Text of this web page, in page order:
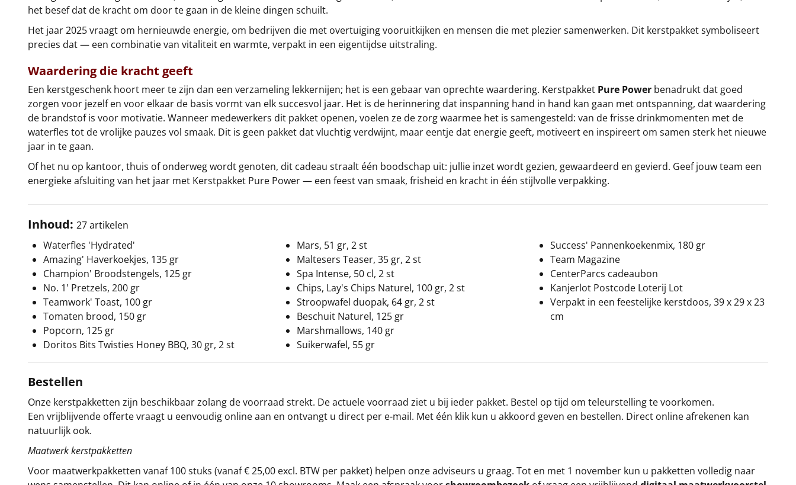
het besef dat de kracht om door te gaan in de kleine dingen schuilt.
Het jaar 2025 vraagt om hernieuwde energie, om bedrijven die met overtuiging vooruitkijken en mensen die met plezier samenwerken. Dit kerstpakket symboliseert
precies dat — een combinatie van vitaliteit en warmte, verpakt in een eigentijdse uitstraling.
Waardering die kracht geeft
Een kerstgeschenk hoort meer te zijn dan een verzameling lekkernijen; het is een gebaar van oprechte waardering. Kerstpakket Pure Power benadrukt dat goed
zorgen voor jezelf en voor elkaar de basis vormt van elk succesvol jaar. Het is de herinnering dat inspanning hand in hand kan gaan met ontspanning, dat waardering
de brandstof is voor motivatie. Wanneer medewerkers dit pakket openen, voelen ze de zorg waarmee het is samengesteld: van de frisse drinkmomenten met de
waterfles tot de vrolijke pauzes vol smaak. Dit is geen pakket dat vluchtig verdwijnt, maar eentje dat energie geeft, motiveert en inspireert om samen sterk het nieuwe
jaar in te gaan.
Of het nu op kantoor, thuis of onderweg wordt genoten, dit cadeau straalt één boodschap uit: jullie inzet wordt gezien, gewaardeerd en gevierd. Geef jouw team een
energieke afsluiting van het jaar met Kerstpakket Pure Power — een feest van smaak, frisheid en kracht in één stijlvolle verpakking.
Inhoud: 27 artikelen
Waterfles 'Hydrated'
Amazing' Haverkoekjes, 135 gr
Champion' Broodstengels, 125 gr
No. 1' Pretzels, 200 gr
Teamwork' Toast, 100 gr
Tomaten brood, 150 gr
Popcorn, 125 gr
Doritos Bits Twisties Honey BBQ, 30 gr, 2 st
Mars, 51 gr, 2 st
Maltesers Teaser, 35 gr, 2 st
Spa Intense, 50 cl, 2 st
Chips, Lay's Chips Naturel, 100 gr, 2 st
Stroopwafel duopak, 64 gr, 2 st
Beschuit Naturel, 125 gr
Marshmallows, 140 gr
Suikerwafel, 55 gr
Success' Pannenkoekenmix, 180 gr
Team Magazine
CenterParcs cadeaubon
Kanjerlot Postcode Loterij Lot
Verpakt in een feestelijke kerstdoos, 39 x 29 x 23
cm
Bestellen
Onze kerstpakketten zijn beschikbaar zolang de voorraad strekt. De actuele voorraad ziet u bij ieder pakket. Bestel op tijd om teleurstelling te voorkomen.
Een vrijblijvende offerte vraagt u eenvoudig online aan en ontvangt u direct per e-mail. Met één klik kun u akkoord geven en bestellen. Direct online afrekenen kan
natuurlijk ook.
Maatwerk kerstpakketten
Voor maatwerkpakketten vanaf 100 stuks (vanaf € 25,00 excl. BTW per pakket) helpen onze adviseurs u graag. Tot en met 1 november kun u pakketten volledig naar